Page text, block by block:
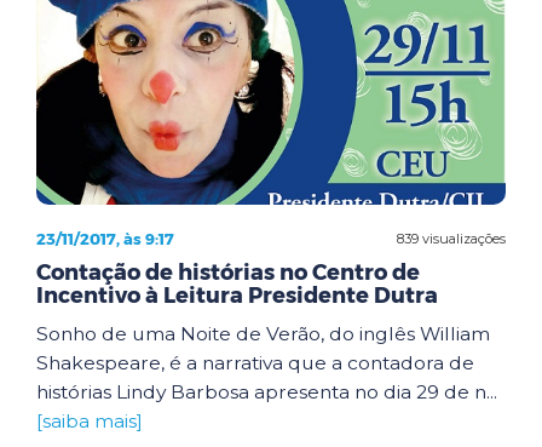
839 visualizações
23/11/2017, às 9:17
Contação de histórias no Centro de
Incentivo à Leitura Presidente Dutra
Sonho de uma Noite de Verão, do inglês William
Shakespeare, é a narrativa que a contadora de
histórias Lindy Barbosa apresenta no dia 29 de n...
[saiba mais]